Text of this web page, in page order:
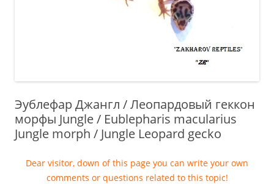
Эублефар Джангл / Леопардовый геккон
морфы Jungle / Eublepharis macularius
Jungle morph / Jungle Leopard gecko
Dear visitor, down of this page you can write your own
comments or questions related to this topic!